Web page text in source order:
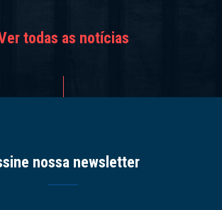
todas as notícias
nossa newsletter